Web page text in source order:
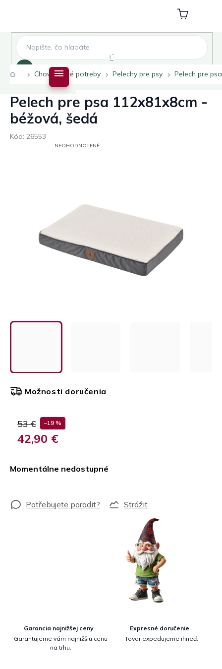
Nákupný
košík
Domov
Chovateľské potreby Pelechy pre psy Pelech pre
Pelech pre psa 112x81x8cm -
béžová, šedá
Kód: 26553
PRIEMERNÉNEOHODNOTENÉ
53 € –19 %
42,90 €
Momentálne nedostupné
Možnosti doručenia
Strážiť
Garancia najnižšej ceny
Garantujeme vám najnižšiu cenu
na trhu.
Expresné doručenie
Tovar expedujeme ihneď.